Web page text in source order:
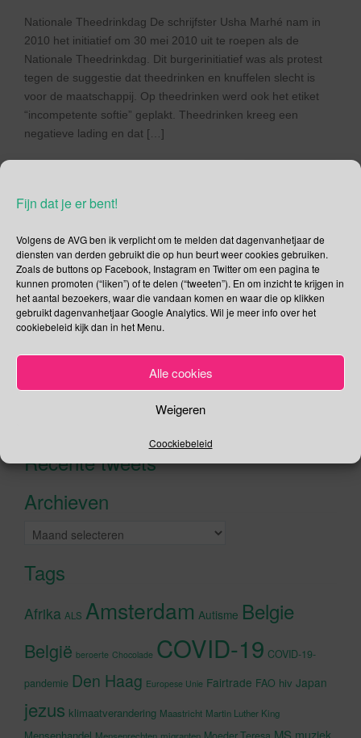
Fijn dat je er bent!
Volgens de AVG ben ik verplicht om te melden dat dagenvanhetjaar de
diensten van derden gebruikt die op hun beurt weer cookies gebruiken.
Zoals de buttons op Facebook, Instagram en Twitter om een pagina te
kunnen promoten (“liken”) of te delen (“tweeten”). En om inzicht te krijgen in
het aantal bezoekers, waar die vandaan komen en waar die op klikken
gebruikt dagenvanhetjaar Google Analytics. Wil je meer info over het
cookiebeleid kijk dan in het Menu.
Alle cookies
Weigeren
Coockiebeleid
Nationale Theedrinkdag De schrijfster Usha Marhé nam in
2010 het initiatief om 30 mei 2010 uit te roepen als de
Nationale Theedrinkdag. Dit burgerinitiatief was als protest
tegen de suggestie dat theedrinken en knuffelen slecht is
voor de maatschappij. Op theedrinken werd ook het etiket
“incompetente softie” geplakt. Theedrinken kreeg een
negatieve lading en dat […]
Social Media
Je kunt me volgen op
Zoeken
Recente tweetsKlik om marketing cookies te
Archieven
Archieven
Tags
Afrika ALS Amsterdam Autisme Belgie
België beroerte Chocolade COVID-19 COVID-19-
pandemie Den Haag Europese Unie Fairtrade FAO hiv Japan
jezus klimaatverandering Maastricht Martin Luther King
MS muziek